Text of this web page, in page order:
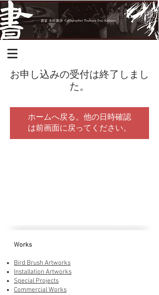
お申し込みの受付は終了しまし
た。
ホームへ戻る。他の日時確認
は前画面に戻ってください。
Works
Bird Brush Artworks
Installation Artworks
Special Projects
Commercial Works